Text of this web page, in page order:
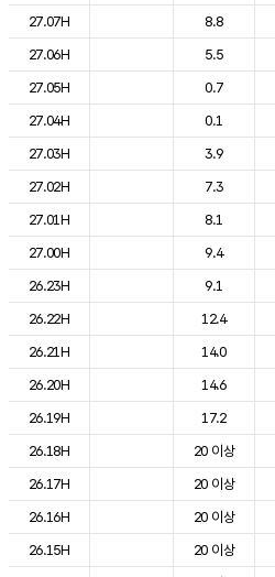
27.07H
8.8
27.06H
5.5
27.05H
0.7
27.04H
0.1
27.03H
3.9
27.02H
7.3
27.01H
8.1
27.00H
9.4
26.23H
9.1
26.22H
12.4
26.21H
14.0
26.20H
14.6
26.19H
17.2
26.18H
20 이상
26.17H
20 이상
26.16H
20 이상
26.15H
20 이상